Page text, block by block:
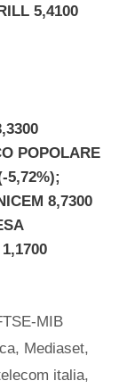
5,4100
POPOLARE
5,72%);
8,7300
MIB
, Mediaset,
italia,